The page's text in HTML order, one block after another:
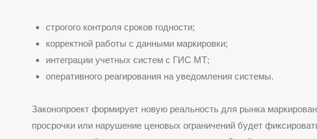
строгого контроля сроков годности;
корректной работы с данными маркировки;
интеграции учетных систем с ГИС МТ;
оперативного реагирования на уведомления системы.
Законопроект формирует новую реальность для рынка
просрочки или нарушение ценовых ограничений будет